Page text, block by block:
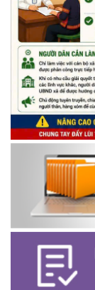
Chương trình kỷ
Minh (15/05/
sinh Chủ tịch
(14/05/2026)
Thông báo tiếp
hành chính
(07/08/2026)
Thông báo về
các văn bản
(04/08/2026)
Thông báo
(24/07/2026)